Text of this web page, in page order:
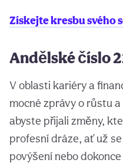
Získejte kresbu svého
Andělské číslo
V oblasti kariéry a
mocné zprávy o růstu
abyste přijali změny,
profesní dráze, ať už
povýšení nebo